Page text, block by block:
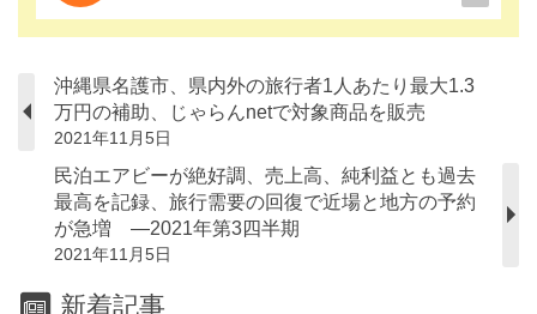
沖縄県名護市、県内外の旅行者1人あたり最大1.3
万円の補助、じゃらんnetで対象商品を販売
2021年11月5日
民泊エアビーが絶好調、売上高、純利益とも過去
最高を記録、旅行需要の回復で近場と地方の予約
が急増 —2021年第3四半期
2021年11月5日
新着記事